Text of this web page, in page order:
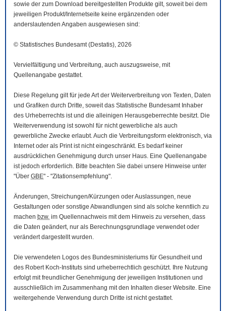
sowie der zum Download bereitgestellten Produkte gilt, soweit bei dem
jeweiligen Produkt/Internetseite keine ergänzenden oder
anderslautenden Angaben ausgewiesen sind:
© Statistisches Bundesamt (Destatis), 2026
Vervielfältigung und Verbreitung, auch auszugsweise, mit
Quellenangabe gestattet.
Diese Regelung gilt für jede Art der Weiterverbreitung von Texten, Daten
und Grafiken durch Dritte, soweit das Statistische Bundesamt Inhaber
des Urheberrechts ist und die alleinigen Herausgeberrechte besitzt. Die
Weiterverwendung ist sowohl für nicht gewerbliche als auch
gewerbliche Zwecke erlaubt. Auch die Verbreitungsform elektronisch, via
Internet oder als Print ist nicht eingeschränkt. Es bedarf keiner
ausdrücklichen Genehmigung durch unser Haus. Eine Quellenangabe
ist jedoch erforderlich. Bitte beachten Sie dabei unsere Hinweise unter
"Über GBE" - "Zitationsempfehlung".
Änderungen, Streichungen/Kürzungen oder Auslassungen, neue
Gestaltungen oder sonstige Abwandlungen sind als solche kenntlich zu
machen bzw. im Quellennachweis mit dem Hinweis zu versehen, dass
die Daten geändert, nur als Berechnungsgrundlage verwendet oder
verändert dargestellt wurden.
Die verwendeten Logos des Bundesministeriums für Gesundheit und
des Robert Koch-Instituts sind urheberrechtlich geschützt. Ihre Nutzung
erfolgt mit freundlicher Genehmigung der jeweiligen Institutionen und
ausschließlich im Zusammenhang mit den Inhalten dieser Website. Eine
weitergehende Verwendung durch Dritte ist nicht gestattet.